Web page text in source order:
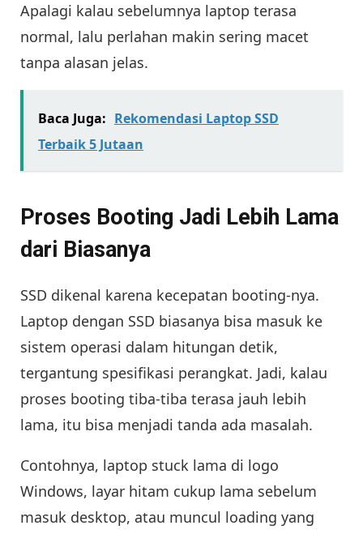
Apalagi kalau sebelumnya laptop terasa
normal, lalu perlahan makin sering macet
tanpa alasan jelas.
Baca Juga: Rekomendasi Laptop SSD
Terbaik 5 Jutaan
Proses Booting Jadi Lebih Lama
dari Biasanya
SSD dikenal karena kecepatan booting-nya.
Laptop dengan SSD biasanya bisa masuk ke
sistem operasi dalam hitungan detik,
tergantung spesifikasi perangkat. Jadi, kalau
proses booting tiba-tiba terasa jauh lebih
lama, itu bisa menjadi tanda ada masalah.
Contohnya, laptop stuck lama di logo
Windows, layar hitam cukup lama sebelum
masuk desktop, atau muncul loading yang